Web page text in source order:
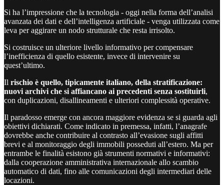
Si ha l’impressione che la tecnologia - oggi nella forma dell’analisi
avanzata dei dati e dell’intelligenza artificiale - venga utilizzata come
leva per aggirare un nodo strutturale che resta irrisolto.
Si costruisce un ulteriore livello informativo per compensare
l’inefficienza di quello esistente, invece di intervenire su
quest’ultimo.
Il rischio è quello, tipicamente italiano, della stratificazione:
nuovi archivi che si affiancano ai precedenti senza sostituirli,
con duplicazioni, disallineamenti e ulteriori complessità operative.
Il paradosso emerge con ancora maggiore evidenza se si guarda agli
obiettivi dichiarati. Come indicato in premessa, infatti, l’anagrafe
dovrebbe anche contribuire al contrasto all’evasione sugli affitti
brevi e al monitoraggio degli immobili posseduti all’estero. Ma per
entrambe le finalità esistono già strumenti normativi e informativi:
dalla cooperazione amministrativa internazionale allo scambio
automatico di dati, fino alle comunicazioni degli intermediari delle
locazioni.